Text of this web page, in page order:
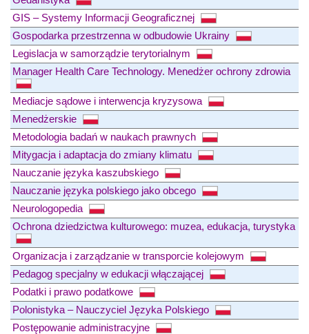
GIS – Systemy Informacji Geograficznej
Gospodarka przestrzenna w odbudowie Ukrainy
Legislacja w samorządzie terytorialnym
Manager Health Care Technology. Menedżer ochrony zdrowia
Mediacje sądowe i interwencja kryzysowa
Menedżerskie
Metodologia badań w naukach prawnych
Mitygacja i adaptacja do zmiany klimatu
Nauczanie języka kaszubskiego
Nauczanie języka polskiego jako obcego
Neurologopedia
Ochrona dziedzictwa kulturowego: muzea, edukacja, turystyka
Organizacja i zarządzanie w transporcie kolejowym
Pedagog specjalny w edukacji włączającej
Podatki i prawo podatkowe
Polonistyka – Nauczyciel Języka Polskiego
Postępowanie administracyjne